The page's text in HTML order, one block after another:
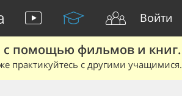
Войти
с помощью фильмов и книг.
практикуйтесь с другими учащимися.